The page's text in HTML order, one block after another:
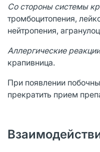
Со стороны системы
тромбоцитопения,
нейтропения,
Аллергические
крапивница.
При появлении
прекратить прием